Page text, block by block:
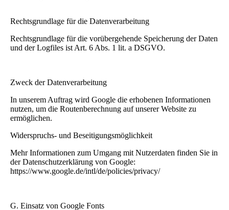
Rechtsgrundlage für die Datenverarbeitung
Rechtsgrundlage für die vorübergehende Speicherung der Daten
und der Logfiles ist Art. 6 Abs. 1 lit. a DSGVO.
Zweck der Datenverarbeitung
In unserem Auftrag wird Google die erhobenen Informationen
nutzen, um die Routenberechnung auf unserer Website zu
ermöglichen.
Widerspruchs- und Beseitigungsmöglichkeit
Mehr Informationen zum Umgang mit Nutzerdaten finden Sie in
der Datenschutzerklärung von Google:
https://www.google.de/intl/de/policies/privacy/
G. Einsatz von Google Fonts